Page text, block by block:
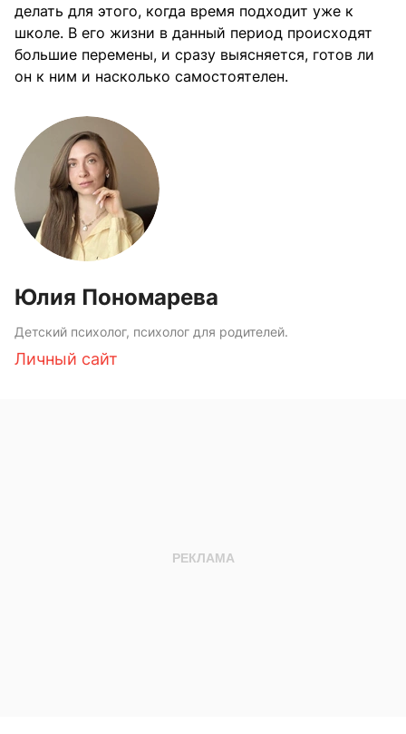
делать для этого, когда время подходит уже к
школе. В его жизни в данный период происходят
большие перемены, и сразу выясняется, готов ли
он к ним и насколько самостоятелен.
Юлия Пономарева
Детский психолог, психолог для родителей.
Личный сайт